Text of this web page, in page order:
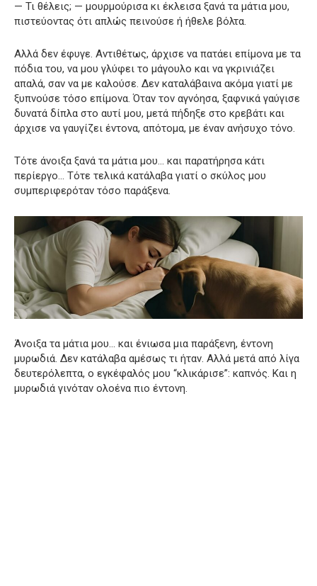
— Τι θέλεις; — μουρμούρισα κι έκλεισα ξανά τα μάτια μου,
πιστεύοντας ότι απλώς πεινούσε ή ήθελε βόλτα.
Αλλά δεν έφυγε. Αντιθέτως, άρχισε να πατάει επίμονα με τα
πόδια του, να μου γλύφει το μάγουλο και να γκρινιάζει
απαλά, σαν να με καλούσε. Δεν καταλάβαινα ακόμα γιατί με
ξυπνούσε τόσο επίμονα. Όταν τον αγνόησα, ξαφνικά γαύγισε
δυνατά δίπλα στο αυτί μου, μετά πήδηξε στο κρεβάτι και
άρχισε να γαυγίζει έντονα, απότομα, με έναν ανήσυχο τόνο.
Τότε άνοιξα ξανά τα μάτια μου… και παρατήρησα κάτι
περίεργο… Τότε τελικά κατάλαβα γιατί ο σκύλος μου
συμπεριφερόταν τόσο παράξενα.
Άνοιξα τα μάτια μου… και ένιωσα μια παράξενη, έντονη
μυρωδιά. Δεν κατάλαβα αμέσως τι ήταν. Αλλά μετά από λίγα
δευτερόλεπτα, ο εγκέφαλός μου “κλικάρισε”: καπνός. Και η
μυρωδιά γινόταν ολοένα πιο έντονη.